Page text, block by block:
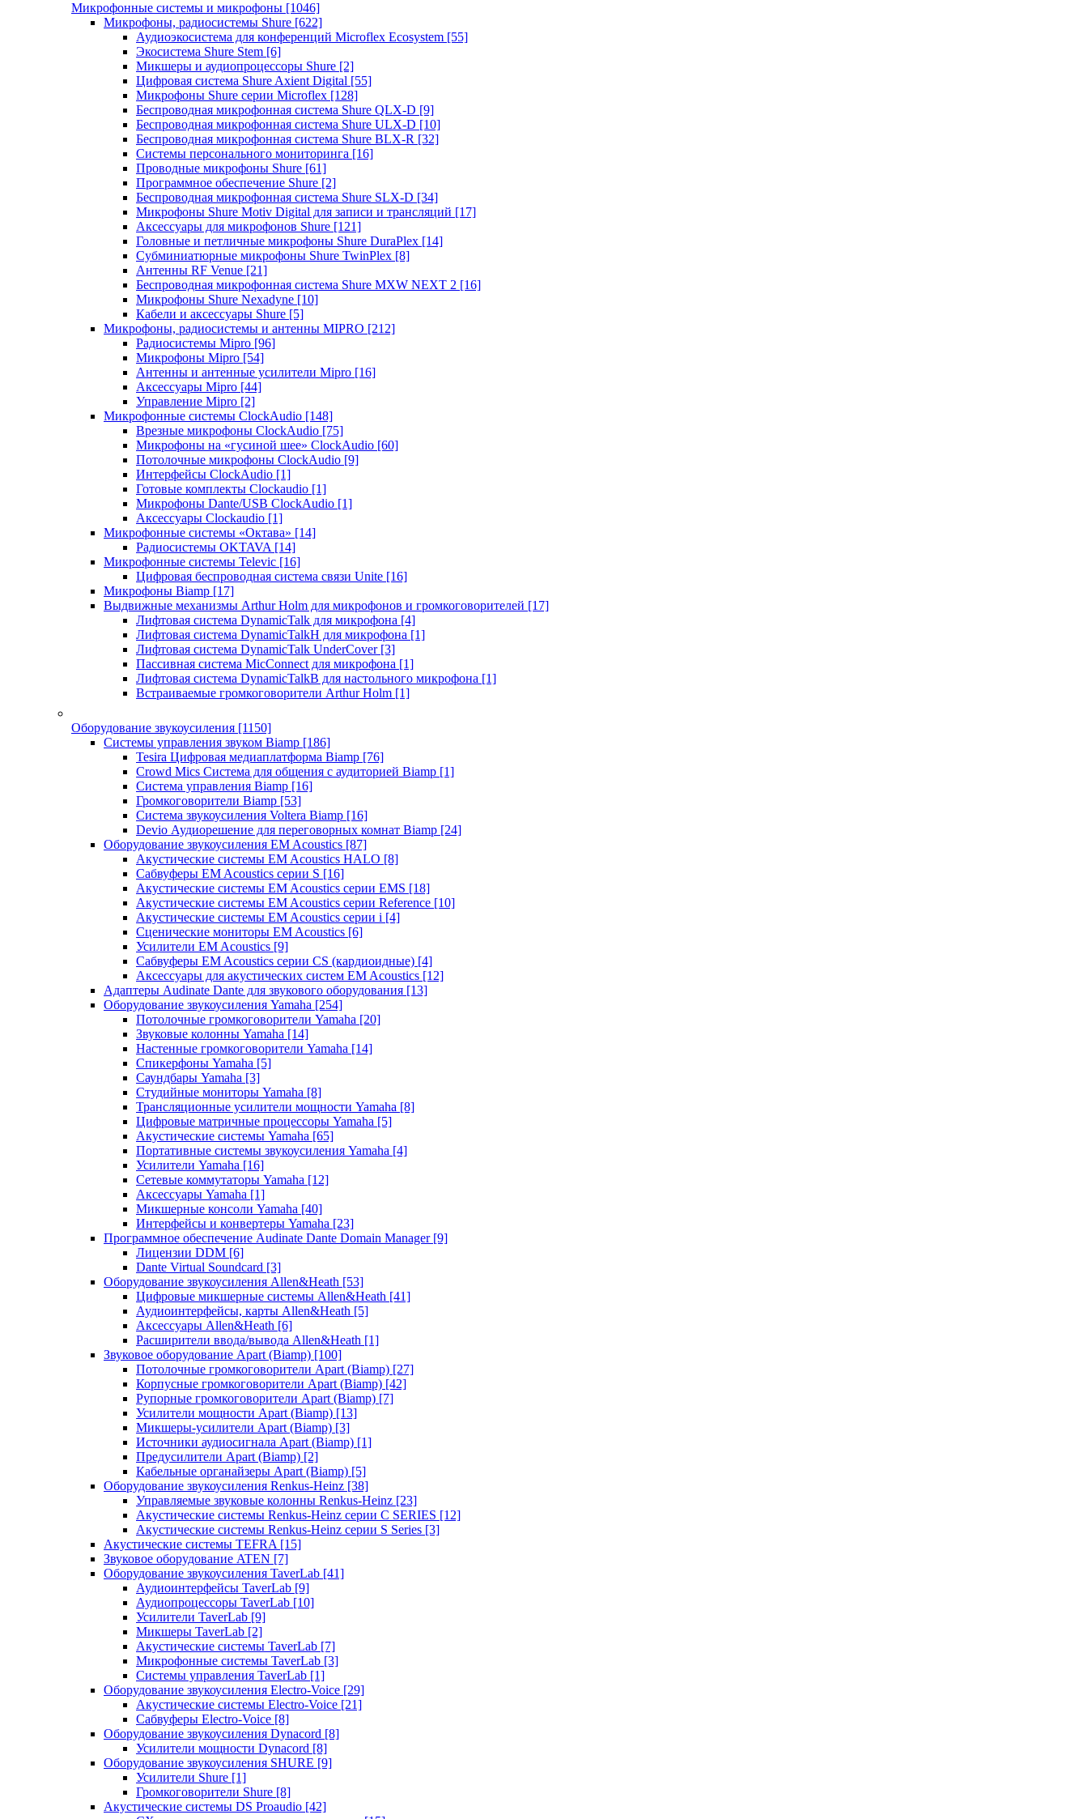
Микрофонные системы и микрофоны [1046]
Микрофоны, радиосистемы Shure [622]
Аудиоэкосистема для конференций Microflex Ecosystem [55]
Экосистема Shure Stem [6]
Микшеры и аудиопроцессоры Shure [2]
Цифровая система Shure Axient Digital [55]
Микрофоны Shure серии Microflex [128]
Беспроводная микрофонная система Shure QLX-D [9]
Беспроводная микрофонная система Shure ULX-D [10]
Беспроводная микрофонная система Shure BLX-R [32]
Системы персонального мониторинга [16]
Проводные микрофоны Shure [61]
Программное обеспечение Shure [2]
Беспроводная микрофонная система Shure SLX-D [34]
Микрофоны Shure Motiv Digital для записи и трансляций [17]
Аксессуары для микрофонов Shure [121]
Головные и петличные микрофоны Shure DuraPlex [14]
Субминиатюрные микрофоны Shure TwinPlex [8]
Антенны RF Venue [21]
Беспроводная микрофонная система Shure MXW NEXT 2 [16]
Микрофоны Shure Nexadyne [10]
Кабели и аксессуары Shure [5]
Микрофоны, радиосистемы и антенны MIPRO [212]
Радиосистемы Mipro [96]
Микрофоны Mipro [54]
Антенны и антенные усилители Mipro [16]
Аксессуары Mipro [44]
Управление Mipro [2]
Микрофонные системы ClockAudio [148]
Врезные микрофоны ClockAudio [75]
Микрофоны на «гусиной шее» ClockAudio [60]
Потолочные микрофоны ClockAudio [9]
Интерфейсы ClockAudio [1]
Готовые комплекты Clockaudio [1]
Микрофоны Dante/USB ClockAudio [1]
Аксессуары Clockaudio [1]
Микрофонные системы «Октава» [14]
Радиосистемы OKTAVA [14]
Микрофонные системы Televic [16]
Цифровая беспроводная система связи Unite [16]
Микрофоны Biamp [17]
Выдвижные механизмы Arthur Holm для микрофонов и громкоговорителей [17]
Лифтовая система DynamicTalk для микрофона [4]
Лифтовая система DynamicTalkH для микрофона [1]
Лифтовая система DynamicTalk UnderCover [3]
Пассивная система MicConnect для микрофона [1]
Лифтовая система DynamicTalkB для настольного микрофона [1]
Встраиваемые громкоговорители Arthur Holm [1]
Оборудование звукоусиления [1150]
Системы управления звуком Biamp [186]
Tesira Цифровая медиаплатформа Biamp [76]
Crowd Mics Система для общения с аудиторией Biamp [1]
Система управления Biamp [16]
Громкоговорители Biamp [53]
Система звукоусиления Voltera Biamp [16]
Devio Аудиорешение для переговорных комнат Biamp [24]
Оборудование звукоусиления EM Acoustics [87]
Акустические системы EM Acoustics HALO [8]
Сабвуферы EM Acoustics серии S [16]
Акустические системы EM Acoustics серии EMS [18]
Акустические системы EM Acoustics серии Reference [10]
Акустические системы EM Acoustics серии i [4]
Сценические мониторы EM Acoustics [6]
Усилители EM Acoustics [9]
Сабвуферы EM Acoustics серии CS (кардиоидные) [4]
Аксессуары для акустических систем EM Acoustics [12]
Адаптеры Audinate Dante для звукового оборудования [13]
Оборудование звукоусиления Yamaha [254]
Потолочные громкоговорители Yamaha [20]
Звуковые колонны Yamaha [14]
Настенные громкоговорители Yamaha [14]
Спикерфоны Yamaha [5]
Саундбары Yamaha [3]
Студийные мониторы Yamaha [8]
Трансляционные усилители мощности Yamaha [8]
Цифровые матричные процессоры Yamaha [5]
Акустические системы Yamaha [65]
Портативные системы звукоусиления Yamaha [4]
Усилители Yamaha [16]
Сетевые коммутаторы Yamaha [12]
Аксессуары Yamaha [1]
Микшерные консоли Yamaha [40]
Интерфейсы и конвертеры Yamaha [23]
Программное обеспечение Audinate Dante Domain Manager [9]
Лицензии DDM [6]
Dante Virtual Soundcard [3]
Оборудование звукоусиления Allen&Heath [53]
Цифровые микшерные системы Allen&Heath [41]
Аудиоинтерфейсы, карты Allen&Heath [5]
Аксессуары Allen&Heath [6]
Расширители ввода/вывода Allen&Heath [1]
Звуковое оборудование Apart (Biamp) [100]
Потолочные громкоговорители Apart (Biamp) [27]
Корпусные громкоговорители Apart (Biamp) [42]
Рупорные громкоговорители Apart (Biamp) [7]
Усилители мощности Apart (Biamp) [13]
Микшеры-усилители Apart (Biamp) [3]
Источники аудиосигнала Apart (Biamp) [1]
Предусилители Apart (Biamp) [2]
Кабельные органайзеры Apart (Biamp) [5]
Оборудование звукоусиления Renkus-Heinz [38]
Управляемые звуковые колонны Renkus-Heinz [23]
Акустические системы Renkus-Heinz серии C SERIES [12]
Акустические системы Renkus-Heinz серии S Series [3]
Акустические системы TEFRA [15]
Звуковое оборудование ATEN [7]
Оборудование звукоусиления TaverLab [41]
Аудиоинтерфейсы TaverLab [9]
Аудиопроцессоры TaverLab [10]
Усилители TaverLab [9]
Микшеры TaverLab [2]
Акустические системы TaverLab [7]
Микрофонные системы TaverLab [3]
Системы управления TaverLab [1]
Оборудование звукоусиления Electro-Voice [29]
Акустические системы Electro-Voice [21]
Сабвуферы Electro-Voice [8]
Оборудование звукоусиления Dynacord [8]
Усилители мощности Dynacord [8]
Оборудование звукоусиления SHURE [9]
Усилители Shure [1]
Громкоговорители Shure [8]
Акустические системы DS Proaudio [42]